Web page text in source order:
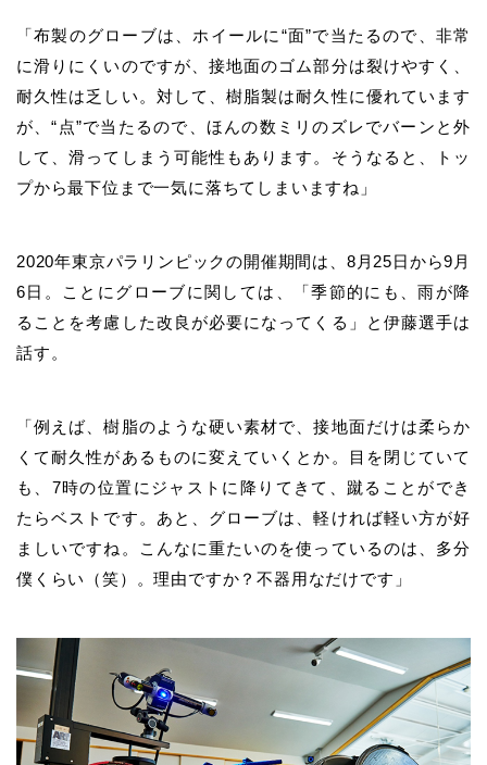
「布製のグローブは、ホイールに“面”で当たるので、非常
に滑りにくいのですが、接地面のゴム部分は裂けやすく、
耐久性は乏しい。対して、樹脂製は耐久性に優れています
が、“点”で当たるので、ほんの数ミリのズレでバーンと外
して、滑ってしまう可能性もあります。そうなると、トッ
プから最下位まで一気に落ちてしまいますね」
2020年東京パラリンピックの開催期間は、8月25日から9月
6日。ことにグローブに関しては、「季節的にも、雨が降
ることを考慮した改良が必要になってくる」と伊藤選手は
話す。
「例えば、樹脂のような硬い素材で、接地面だけは柔らか
くて耐久性があるものに変えていくとか。目を閉じていて
も、7時の位置にジャストに降りてきて、蹴ることができ
たらベストです。あと、グローブは、軽ければ軽い方が好
ましいですね。こんなに重たいのを使っているのは、多分
僕くらい（笑）。理由ですか？不器用なだけです」